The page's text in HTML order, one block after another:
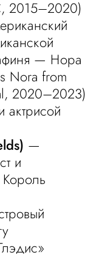
2015–2020)
— Нора
Nora from
2020–2023)
—
и